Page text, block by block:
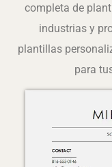
completa de
industrias y
plantillas
para